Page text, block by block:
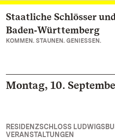
Zum Hauptinhalt springen
Staatliche Schlösser
Baden‑Württemberg
KOMMEN. STAUNEN. GENIESSEN.
Montag, 10.
RESIDENZSCHLOSS
VERANSTALTUNGEN